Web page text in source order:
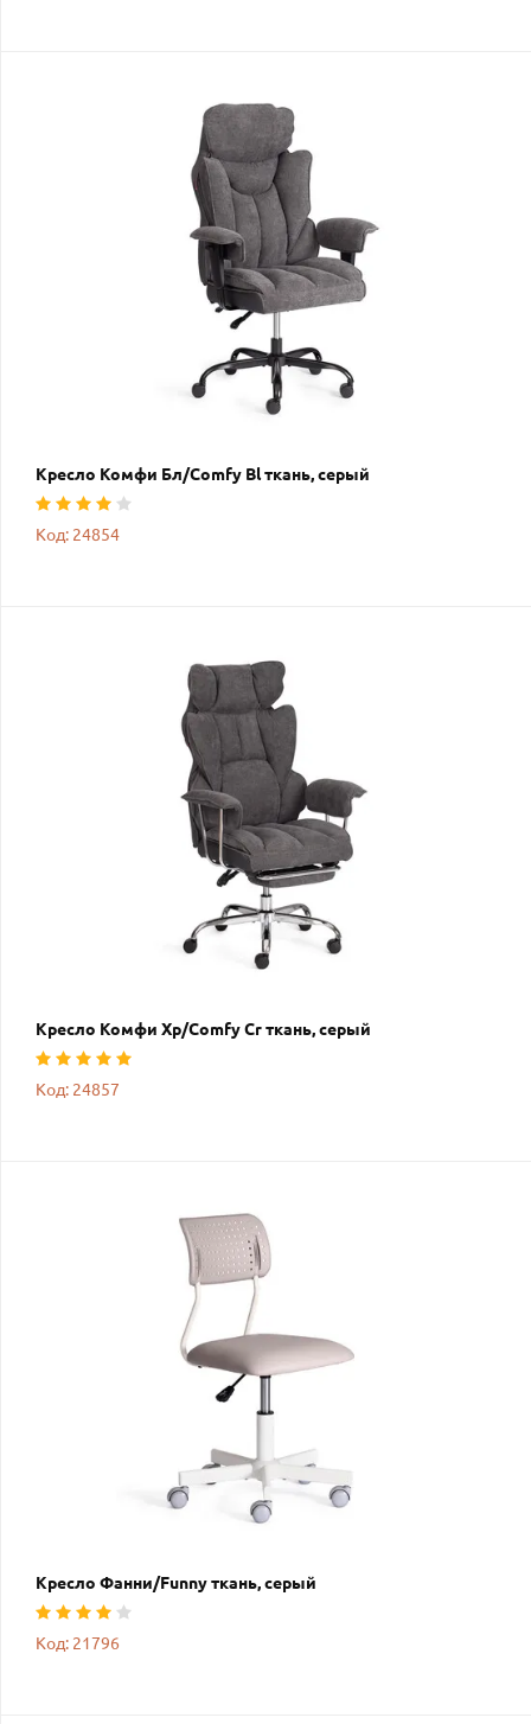
Кресло Комфи Бл/Comfy Bl ткань, серый
Код: 24854
Кресло Комфи Хр/Comfy Cr ткань, серый
Код: 24857
Кресло Фанни/Funny ткань, серый
Код: 21796